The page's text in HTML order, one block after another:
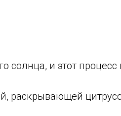
и этот
раскрывающей